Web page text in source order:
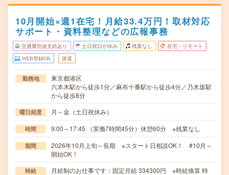
10月開始×週1在宅！月給33.4万円！取材対応
サポート・資料整理などの広報事務
交通費別途支給あり 土日祝日が休み 残業なし 在宅・リモート
WEB登録OK 派遣
勤務地
東京都港区
六本木駅から徒歩1分／麻布十番駅から徒歩4分／乃木坂駅
から徒歩8分
曜日頻度 月～金（土日祝休み）
時間 9:00～17:45 （実働7時間45分）休憩60分 ※残業なし
期間
2026年10月上旬～長期 ※スタート日相談OK！ #10月～
開始OK！
時給
月給制のお仕事です：固定月給 334300円 ※時給換算 時